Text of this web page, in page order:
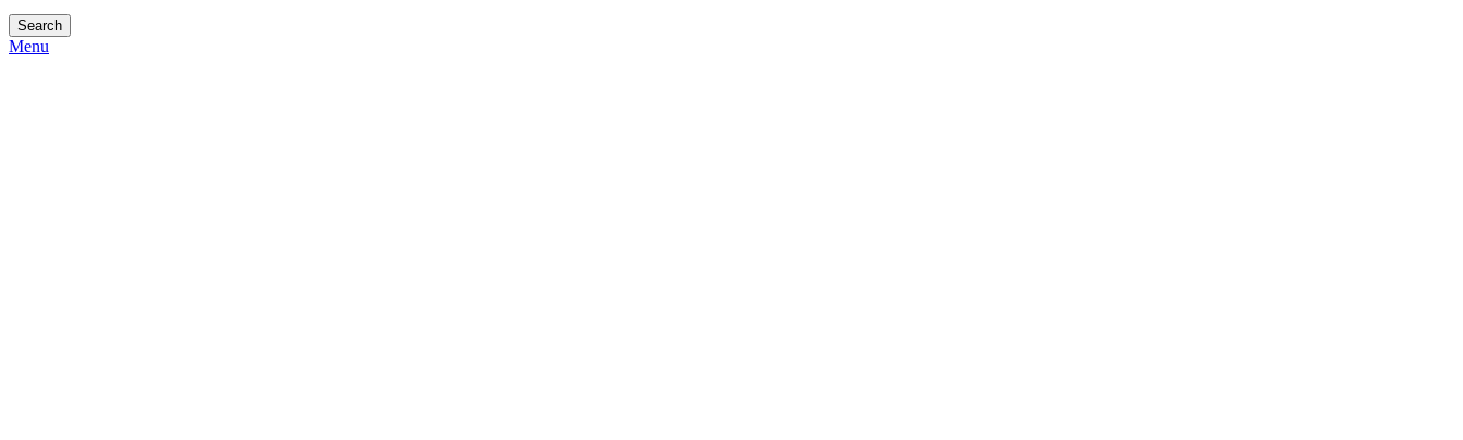
Search
Menu